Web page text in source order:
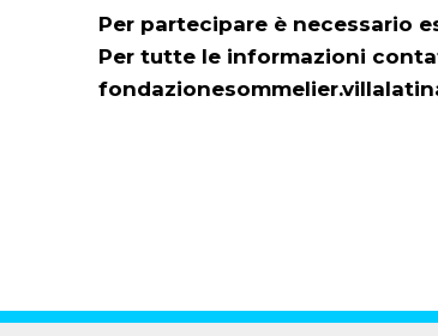
Per partecipare è necessario
Per tutte le informazioni